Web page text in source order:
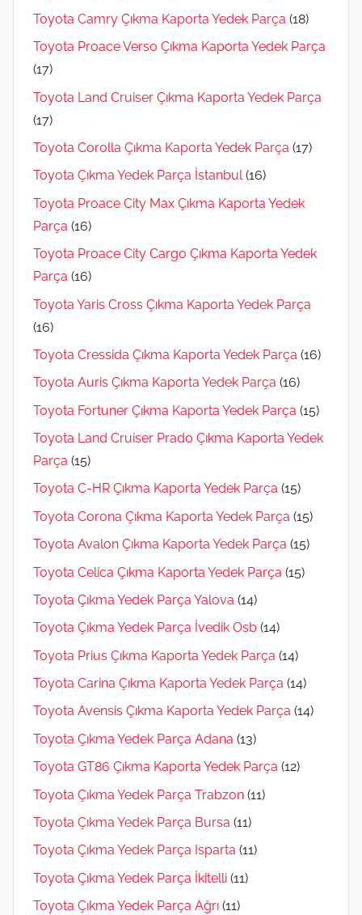
Toyota Camry Çıkma Kaporta Yedek Parça (18)
Toyota Proace Verso Çıkma Kaporta Yedek Parça
(17)
Toyota Land Cruiser Çıkma Kaporta Yedek Parça
(17)
Toyota Corolla Çıkma Kaporta Yedek Parça (17)
Toyota Çıkma Yedek Parça İstanbul (16)
Toyota Proace City Max Çıkma Kaporta Yedek
Parça (16)
Toyota Proace City Cargo Çıkma Kaporta Yedek
Parça (16)
Toyota Yaris Cross Çıkma Kaporta Yedek Parça
(16)
Toyota Cressida Çıkma Kaporta Yedek Parça (16)
Toyota Auris Çıkma Kaporta Yedek Parça (16)
Toyota Fortuner Çıkma Kaporta Yedek Parça (15)
Toyota Land Cruiser Prado Çıkma Kaporta Yedek
Parça (15)
Toyota C-HR Çıkma Kaporta Yedek Parça (15)
Toyota Corona Çıkma Kaporta Yedek Parça (15)
Toyota Avalon Çıkma Kaporta Yedek Parça (15)
Toyota Celica Çıkma Kaporta Yedek Parça (15)
Toyota Çıkma Yedek Parça Yalova (14)
Toyota Çıkma Yedek Parça İvedik Osb (14)
Toyota Prius Çıkma Kaporta Yedek Parça (14)
Toyota Carina Çıkma Kaporta Yedek Parça (14)
Toyota Avensis Çıkma Kaporta Yedek Parça (14)
Toyota Çıkma Yedek Parça Adana (13)
Toyota GT86 Çıkma Kaporta Yedek Parça (12)
Toyota Çıkma Yedek Parça Trabzon (11)
Toyota Çıkma Yedek Parça Bursa (11)
Toyota Çıkma Yedek Parça Isparta (11)
Toyota Çıkma Yedek Parça İkitelli (11)
Toyota Çıkma Yedek Parça Ağrı (11)